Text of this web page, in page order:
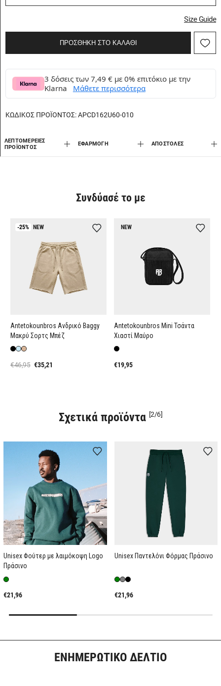
Size Guide
ΠΡΟΣΘΗΚΗ ΣΤΟ ΚΑΛΑΘΙ
3 δόσεις των 7,49 € με 0% επιτόκιο με την
Klarna
Μάθετε περισσότερα
ΚΩΔΙΚΟΣ ΠΡΟΪΟΝΤΟΣ:APCD162U60-010
ΛΕΠΤΟΜΈΡΕΙΕΣ
ΠΡΟΪΌΝΤΟΣ
ΕΦΑΡΜΟΓΉ AΠΟΣΤΟΛΈΣ
Συνδύασέ το με
-25% NEW
Antetokounbros Ανδρικό Baggy
Μακρύ Σορτς Μπέζ
€46,95 €35,21
NEW
Antetokounbros Mini Τσάντα
Χιαστί Μαύρο
€19,95
Σχετικά προϊόντα [2/6]
Unisex Φούτερ με λαιμόκοψη Logo
Πράσινο
€21,96
Unisex Παντελόνι Φόρμας Πράσινο
€21,96
ΕΝΗΜΕΡΩΤΙΚΟ ΔΕΛΤΙΟ